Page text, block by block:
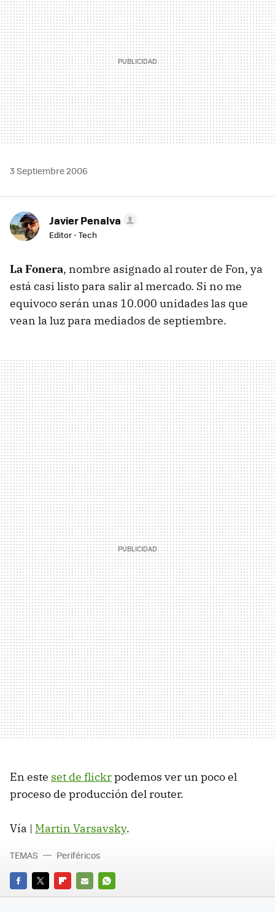
3 Septiembre 2006
Javier Penalva
Editor - Tech
La Fonera, nombre asignado al router de Fon, ya
está casi listo para salir al mercado. Si no me
equivoco serán unas 10.000 unidades las que
vean la luz para mediados de septiembre.
En este set de flickrpodemos ver un poco el
proceso de producción del router.
Vía | Martin Varsavsky.
FACEBOOK
TWITTERFLIPBOARD
E-
WHATSAPP
TEMAS Periféricos